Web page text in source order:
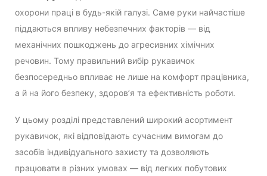
охорони праці в будь-якій галузі. Саме руки найчастіше
піддаються впливу небезпечних факторів — від
механічних пошкоджень до агресивних хімічних
речовин. Тому правильний вибір рукавичок
безпосередньо впливає не лише на комфорт працівника,
а й на його безпеку, здоров’я та ефективність роботи.
У цьому розділі представлений широкий асортимент
рукавичок, які відповідають сучасним вимогам до
засобів індивідуального захисту та дозволяють
працювати в різних умовах — від легких побутових